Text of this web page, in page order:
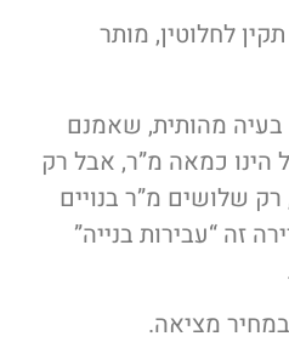
לחלוטין, מותר
מהותית, שאמנם
הינו כמאה מ”ר, אבל רק
שלושים מ”ר בנויים
זה “עבירות בנייה”
מציאה.